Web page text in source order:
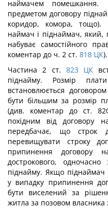
наймачем
предметом договору
коридор, комора, тощо).
наймач і піднаймач,
набуває самостійного
коментар до ч. 2 ст. 818 ЦК).
Частина 2 ст. 823 ЦК
піднайму. Розмір
встановлюється
бути більшим за розмір
(див. коментар до ст.
похідним від договору
передбачає, що строк
перевищувати строку
припинення договору
дострокового,
піднайму. Якщо піднаймач
у випадку припинення
бути виселений за
житла за позовом власника